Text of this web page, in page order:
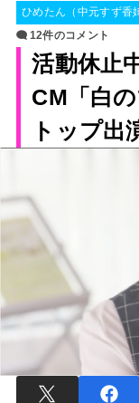
ひめたん（中元すず香
12件のコメント
活動休止
CM「白
トップ出